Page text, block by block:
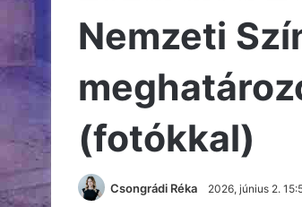
Nemzeti
(fotókkal)
Csongrádi Réka 2026, június 2.